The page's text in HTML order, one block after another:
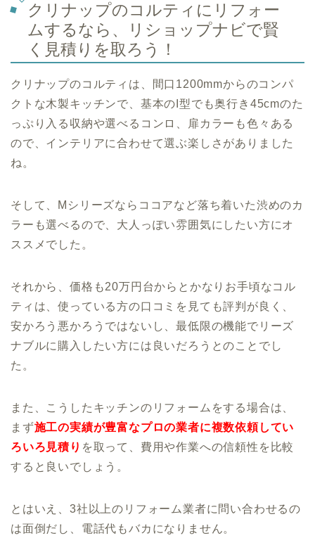
クリナップのコルティにリフォー
ムするなら、リショップナビで賢
く見積りを取ろう！
クリナップのコルティは、間口1200mmからのコンパ
クトな木製キッチンで、基本のI型でも奥行き45cmのた
っぷり入る収納や選べるコンロ、扉カラーも色々ある
ので、インテリアに合わせて選ぶ楽しさがありました
ね。
そして、Mシリーズならココアなど落ち着いた渋めのカ
ラーも選べるので、大人っぽい雰囲気にしたい方にオ
ススメでした。
それから、価格も20万円台からとかなりお手頃なコル
ティは、使っている方の口コミを見ても評判が良く、
安かろう悪かろうではないし、最低限の機能でリーズ
ナブルに購入したい方には良いだろうとのことでし
た。
また、こうしたキッチンのリフォームをする場合は、
まず施工の実績が豊富なプロの業者に複数依頼してい
ろいろ見積り を取って、費用や作業への信頼性を比較
すると良いでしょう。
とはいえ、3社以上のリフォーム業者に問い合わせるの
は面倒だし、電話代もバカになりません。